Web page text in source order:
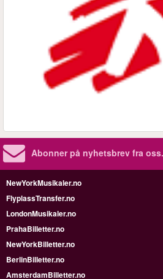
Abonner på nyhetsbrev fra
NewYorkMusikaler.no
FlyplassTransfer.no
LondonMusikaler.no
PrahaBilletter.no
NewYorkBilletter.no
BerlinBilletter.no
AmsterdamBilletter.no